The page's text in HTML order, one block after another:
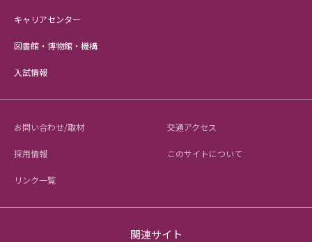
キャリアセンター
図書館・博物館・機構
入試情報
お問い合わせ/取材 交通アクセス
採用情報 このサイトについて
リンク一覧
関連サイト